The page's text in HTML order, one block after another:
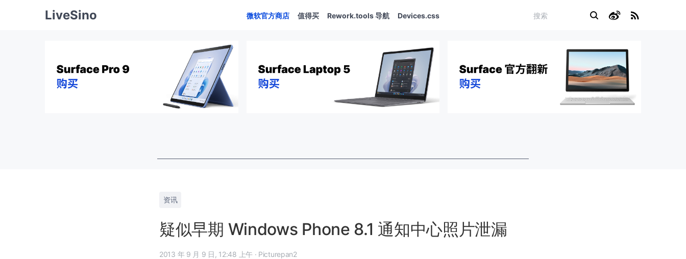
LiveSino 微软官方商店 值得买 Rework.tools 导航 Devices.css
资讯
疑似早期 Windows Phone 8.1 通知中心照片泄漏
2013 年 9 月 9 日, 12:48 上午 · Picturepan2